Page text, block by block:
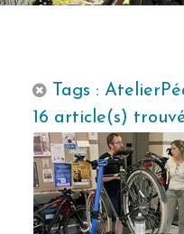
Tags :
16 article(s)